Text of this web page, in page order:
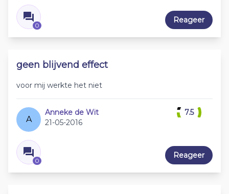
0
Reageer
geen blijvend effect
voor mij werkte het niet
A
Anneke de Wit
21-05-2016
0
7.5
Reageer